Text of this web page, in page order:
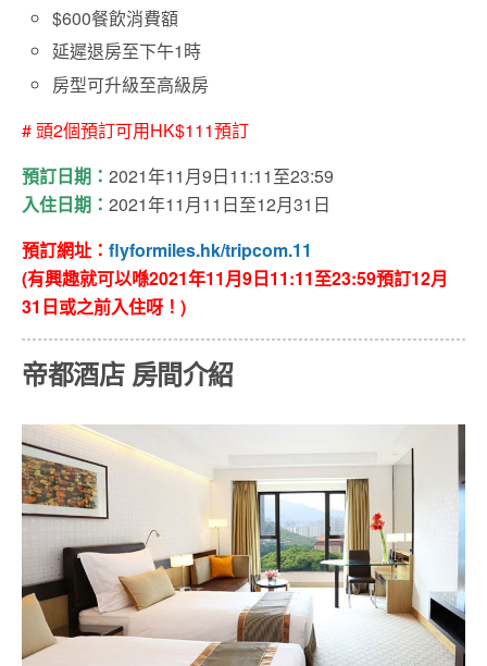
$600餐飲消費額
延遲退房至下午1時
房型可升級至高級房
# 頭2個預訂可用HK$111預訂
預訂日期： 2021年11月9日11:11至23:59
入住日期： 2021年11月11日至12月31日
預訂網址： flyformiles.hk/tripcom.11
(有興趣就可以喺2021年11月9日11:11至23:59預訂12月
31日或之前入住呀！)
帝都酒店 房間介紹